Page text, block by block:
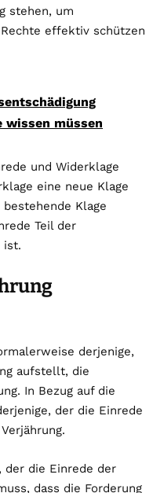
stehen, um
effektiv schützen
wissen müssen
und Widerklage
eine neue Klage
Klage
Teil der
ist.
derjenige,
aufstellt, die
In Bezug auf die
der die Einrede
der die Einrede der
dass die Forderung